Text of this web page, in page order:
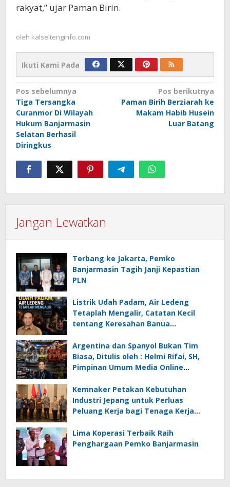
rakyat,” ujar Paman Birin.
oleh kalseltenginfo.com
Ikuti Kami Pada
Navigasi
pos
Pos sebelumnya
Tiga Tersangka
Curanmor Di Wilayah
Hukum Banjarmasin
Selatan Berhasil
Diringkus
Pos berikutnya
Paman Birih Berziarah ke
Makam Habib Husein
Luar Batang
Jangan Lewatkan
Terbang ke Jakarta, Pemko
Banjarmasin Tagih Janji Kepastian
PLN
Listrik Udah Padam, Air Ledeng
Tetaplah Mengalir, Catatan Kecil
tentang Keresahan Banua
Ancaman Lingkungan, Oleh : Helmi
Rifai, SH
Argentina dan Spanyol Bukan Tim
Biasa, Ditulis oleh : Helmi Rifai, SH,
Pimpinan Umum Media Online
Kemnaker Petakan Kebutuhan
Industri Jepang untuk Perluas
Peluang Kerja bagi Tenaga Kerja
Lima Koperasi Terbaik Raih
Penghargaan Pemko Banjarmasin